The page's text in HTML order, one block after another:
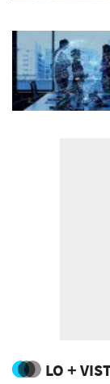
LO +